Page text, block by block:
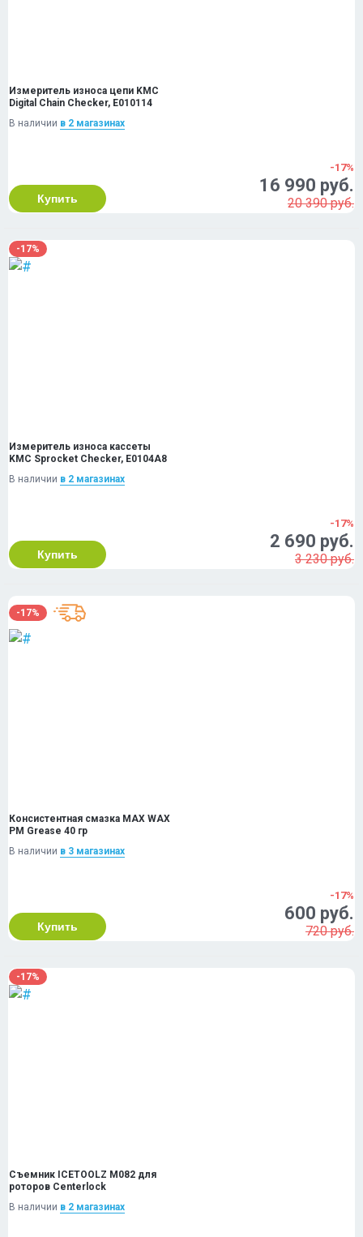
Измеритель износа цепи KMC
Digital Chain Checker, E010114
В наличии в 2 магазинах
Купить
-17%
16 990 руб.
20 390 руб.
-17%
Измеритель износа кассеты
KMC Sprocket Checker, E0104A8
В наличии в 2 магазинах
Купить
-17%
2 690 руб.
3 230 руб.
-17%
Консистентная смазка MAX WAX
PM Grease 40 гр
В наличии в 3 магазинах
Купить
-17%
600 руб.
720 руб.
-17%
Съемник ICETOOLZ M082 для
роторов Centerlock
В наличии в 2 магазинах